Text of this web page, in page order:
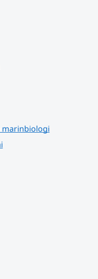
marinbiologi